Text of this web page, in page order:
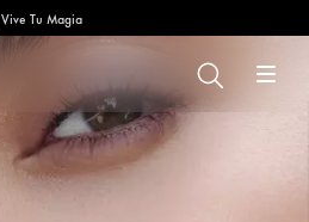
Vive Tu Magia